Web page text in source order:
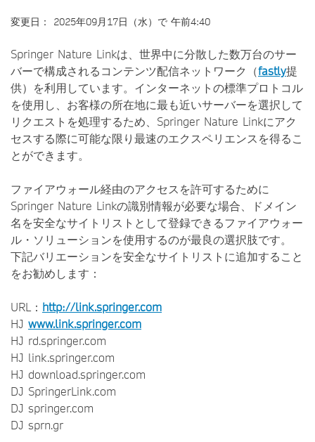
変更日： 2025年09月17日（水）で 午前4:40
Springer Nature Linkは、世界中に分散した数万台のサー
バーで構成されるコンテンツ配信ネットワーク（fastly提
供）を利用しています。インターネットの標準プロトコル
を使用し、お客様の所在地に最も近いサーバーを選択して
リクエストを処理するため、Springer Nature Linkにアク
セスする際に可能な限り最速のエクスペリエンスを得るこ
とができます。
ファイアウォール経由のアクセスを許可するために
Springer Nature Linkの識別情報が必要な場合、ドメイン
名を安全なサイトリストとして登録できるファイアウォー
ル・ソリューションを使用するのが最良の選択肢です。
下記バリエーションを安全なサイトリストに追加すること
をお勧めします：
URL： http://link.springer.com
HJ www.link.springer.com
HJ rd.springer.com
HJ link.springer.com
HJ download.springer.com
DJ SpringerLink.com
DJ springer.com
DJ sprn.gr